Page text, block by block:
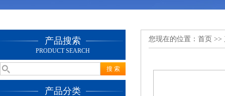
产品搜索
PRODUCT SEARCH
产品分类
您现在的位置： 首页 >>